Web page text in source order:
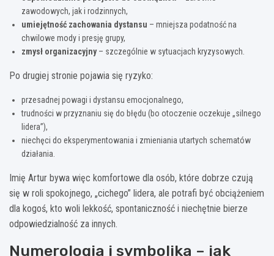
zawodowych, jak i rodzinnych,
umiejętność zachowania dystansu – mniejsza podatność na
chwilowe mody i presję grupy,
zmysł organizacyjny– szczególnie w sytuacjach kryzysowych.
Po drugiej stronie pojawia się ryzyko:
przesadnej powagi i dystansu emocjonalnego,
trudności w przyznaniu się do błędu (bo otoczenie oczekuje „silnego
lidera”),
niechęci do eksperymentowania i zmieniania utartych schematów
działania.
Imię Artur bywa więc komfortowe dla osób, które dobrze czują
się w roli spokojnego, „cichego” lidera, ale potrafi być obciążeniem
dla kogoś, kto woli lekkość, spontaniczność i niechętnie bierze
odpowiedzialność za innych.
Numerologia i symbolika – jak